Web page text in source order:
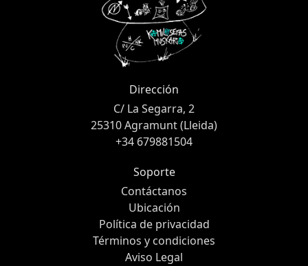
Dirección
C/ La Segarra, 2
25310 Agramunt (Lleida)
+34 679881504
Soporte
Contáctanos
Ubicación
Política de privacidad
Términos y condiciones
Aviso Legal